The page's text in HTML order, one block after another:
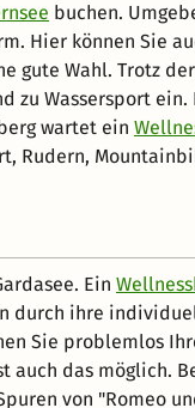
buchen.
Hier können Sie
gute Wahl. Trotz
zu Wassersport ein.
wartet ein
Rudern,
Ein
durch ihre
Sie problemlos
das möglich.
von "Romeo